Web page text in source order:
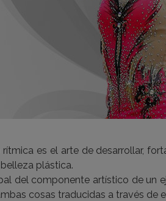
rítmica es el arte de desarrollar,
plástica.
del componente artístico de un
cosas traducidas a través